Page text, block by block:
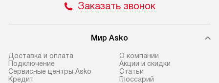
Заказать звонок
Мир Asko
Доставка и оплата
Подключение
Сервисные центры Asko
Кредит
О компании
Акции и скидки
Статьи
Глоссарий